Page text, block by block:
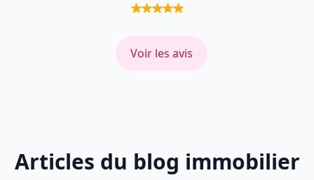
Voir les avis
Articles du blog immobilier